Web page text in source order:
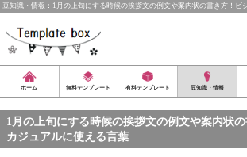
豆知識・情報：1月の上旬にする時候の挨拶文の例文や案内状の書き方！
ホーム 無料テンプレート 有料テンプレート 豆知識・情報
1月の上旬にする時候の挨拶文の例文や案内状
カジュアルに使える言葉